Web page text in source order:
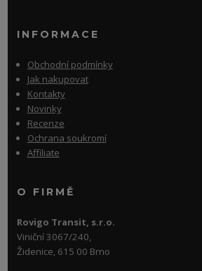
INFORMACE
Obchodní podmínky
Jak nakupovat
Kontakty
Novinky
Recenze
Ochrana soukromí
Affiliate
O FIRMĚ
Rovigo Transit, s.r.o.
Viniční 3067/240,
Židenice, 615 00 Brno